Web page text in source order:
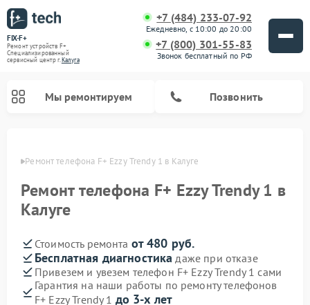
FIX-F+
Ремонт устройств F+
Специализированный
cервисный центр г.Калуга
+7 (484) 233-07-92
Ежедневно, с 10:00 до 20:00
+7 (800) 301-55-83
Звонок бесплатный по РФ
Мы ремонтируем Позвонить
Ремонт телефона F+ Ezzy Trendy 1 в Калуге
Ремонт телефона F+ Ezzy Trendy 1 в
Калуге
Стоимость ремонта от 480 руб.
Бесплатная диагностика даже при отказе
Привезем и увезем телефон F+ Ezzy Trendy 1 сами
Гарантия на наши работы по ремонту телефонов
F+ Ezzy Trendy 1 до 3-х лет